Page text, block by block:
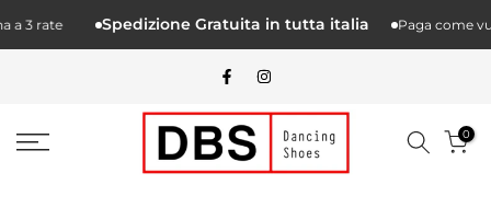
Salta.
alcontenuto
3 rate Spedizione Gratuita in tutta italia Paga come
0